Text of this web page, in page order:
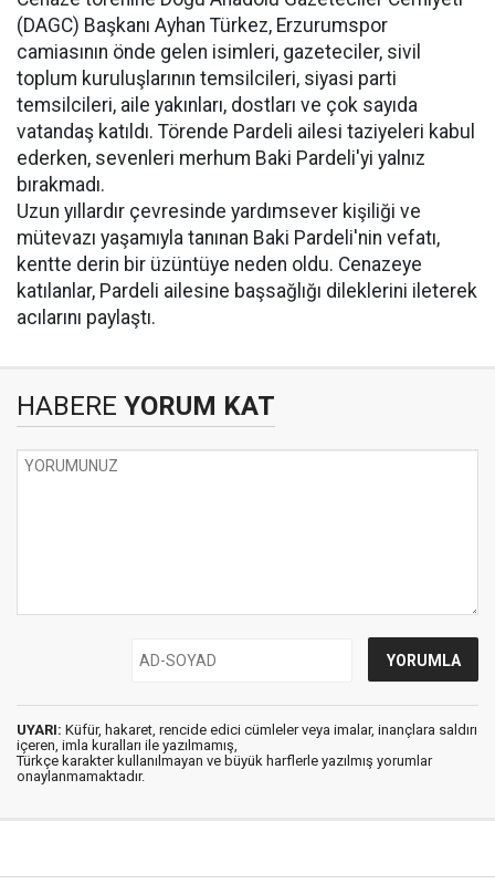
(DAGC) Başkanı Ayhan Türkez, Erzurumspor
camiasının önde gelen isimleri, gazeteciler, sivil
toplum kuruluşlarının temsilcileri, siyasi parti
temsilcileri, aile yakınları, dostları ve çok sayıda
vatandaş katıldı. Törende Pardeli ailesi taziyeleri kabul
ederken, sevenleri merhum Baki Pardeli'yi yalnız
bırakmadı.
Uzun yıllardır çevresinde yardımsever kişiliği ve
mütevazı yaşamıyla tanınan Baki Pardeli'nin vefatı,
kentte derin bir üzüntüye neden oldu. Cenazeye
katılanlar, Pardeli ailesine başsağlığı dileklerini ileterek
acılarını paylaştı.
HABERE YORUM KAT
UYARI: Küfür, hakaret, rencide edici cümleler veya imalar, inançlara saldırı
içeren, imla kuralları ile yazılmamış,
Türkçe karakter kullanılmayan ve büyük harflerle yazılmış yorumlar
onaylanmamaktadır.